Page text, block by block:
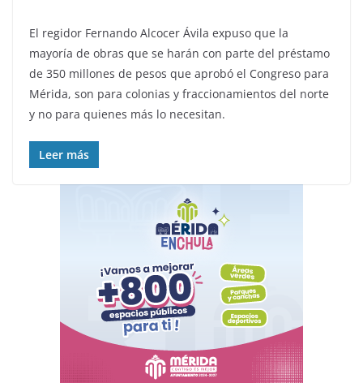
El regidor Fernando Alcocer Ávila expuso que la
mayoría de obras que se harán con parte del préstamo
de 350 millones de pesos que aprobó el Congreso para
Mérida, son para colonias y fraccionamientos del norte
y no para quienes más lo necesitan.
Leer más